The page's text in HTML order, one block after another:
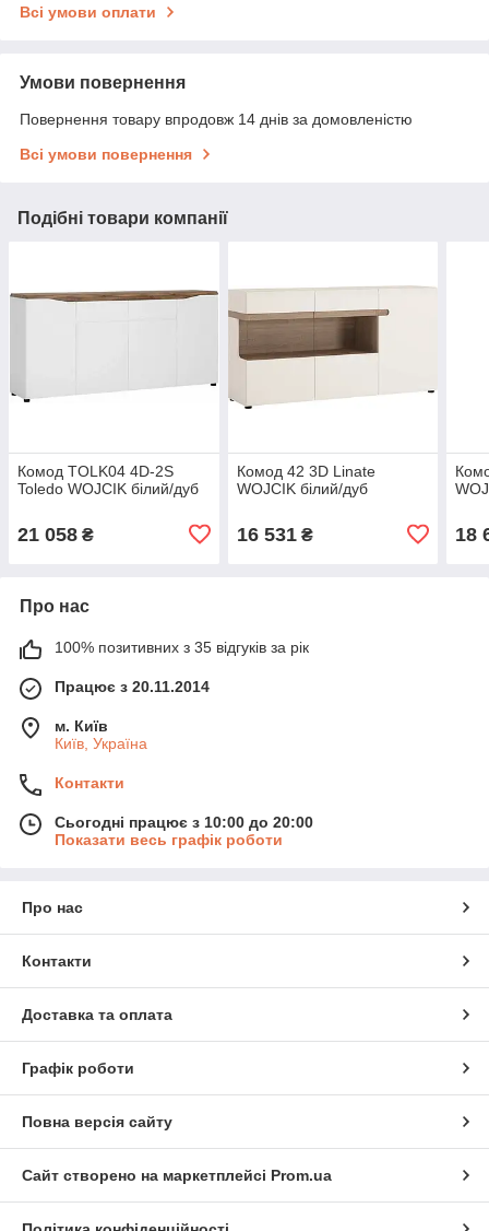
Всі умови оплати
Умови повернення
Повернення товару впродовж 14 днів за домовленістю
Всі умови повернення
Подібні товари компанії
Комод TOLK04 4D-2S
Toledo WOJCIK білий/дуб
21 058 ₴
Комод 42 3D Linate
WOJCIK білий/дуб
16 531₴ 18
Про нас
100% позитивних з 35 відгуків за рік
Працює з 20.11.2014
м. Київ
Київ, Україна
Контакти
Сьогодні працює з 10:00 до 20:00
Показати весь графік роботи
Про нас
Контакти
Доставка та оплата
Графік роботи
Повна версія сайту
Сайт створено на маркетплейсі Prom.ua